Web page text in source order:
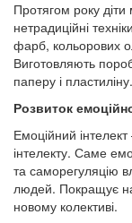
Протягом року
нетрадиційні
фарб, кольорових
Виготовляють
паперу і пластиліну.
Розвиток
Емоційний
інтелекту. Саме
та саморегуляцію
людей. Покращує
новому колективі.